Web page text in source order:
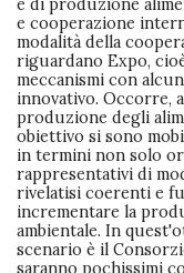
e di produzione
e cooperazione
modalità della
riguardano Expo,
meccanismi con
innovativo. Occorre,
produzione degli
obiettivo si sono
in termini non solo
rappresentativi di
rivelatisi coerenti e
incrementare la
ambientale. In
scenario è il
saranno pochissimi